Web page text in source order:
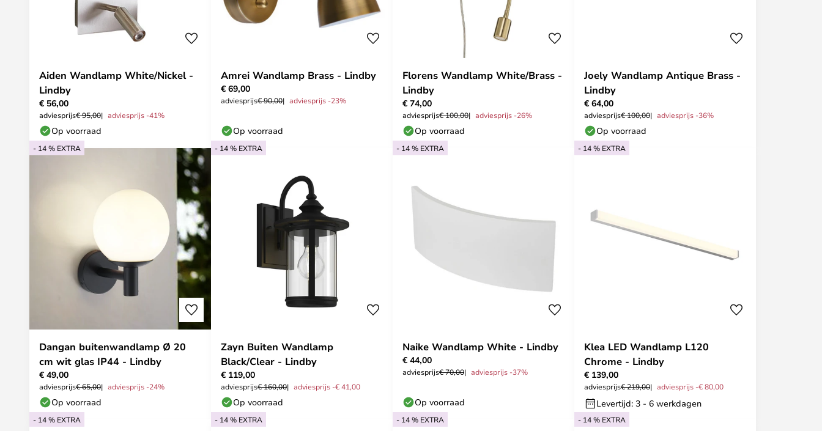
Aiden Wandlamp White/Nickel -
Lindby
€ 56,00
adviesprijs€ 95,00 adviesprijs -41%
Op voorraad
Amrei Wandlamp Brass - Lindby
€ 69,00
adviesprijs€ 90,00 adviesprijs -23%
Op voorraad
Florens Wandlamp White/Brass -
Lindby
€ 74,00
adviesprijs€ 100,00 adviesprijs -26%
Op voorraad
Joely Wandlamp Antique Brass -
Lindby
€ 64,00
adviesprijs€ 100,00 adviesprijs -36%
Op voorraad
- 14 % EXTRA
Dangan buitenwandlamp Ø 20
cm wit glas IP44 - Lindby
€ 49,00
adviesprijs€ 65,00 adviesprijs -24%
Op voorraad
- 14 % EXTRA
Zayn Buiten Wandlamp
Black/Clear - Lindby
€ 119,00
adviesprijs€ 160,00 adviesprijs -€ 41,00
Op voorraad
- 14 % EXTRA
Naike Wandlamp White - Lindby
€ 44,00
adviesprijs€ 70,00 adviesprijs -37%
Op voorraad
- 14 % EXTRA
Klea LED Wandlamp L120
Chrome - Lindby
€ 139,00
adviesprijs€ 219,00 adviesprijs -€ 80,00
Levertijd: 3 - 6 werkdagen
- 14 % EXTRA - 14 % EXTRA - 14 % EXTRA - 14 % EXTRA